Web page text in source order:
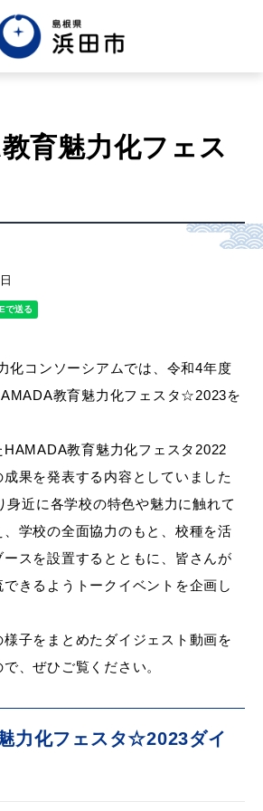
Tiếng việt
き・
ス
スポーツ
（はまだぐらし）
育魅力化フェス
コンソーシアムでは、令和4年度
教育魅力化フェスタ☆2023を
教育魅力化フェスタ2022
果を発表する内容としていました
身近に各学校の特色や魅力に触れて
学校の全面協力のもと、校種を活
スを設置するとともに、皆さんが
きるようトークイベントを企画し
子をまとめたダイジェスト動画を
、ぜひご覧ください。
力化フェスタ☆2023ダイ